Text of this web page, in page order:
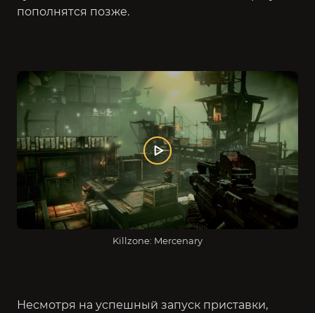
пополнятся позже.
Killzone: Mercenary
Несмотря на успешный запуск приставки,